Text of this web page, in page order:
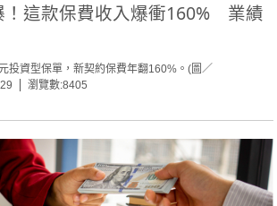
！這款保費收入爆衝160% 業績
投資型保單，新契約保費年翻160%。(圖／
瀏覽數:8405